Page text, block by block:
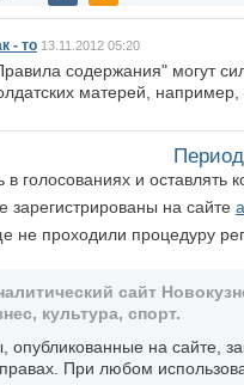
- то 13.11.2012 05:20
содержания" могут
матерей, например,
в голосованиях и оставлять
зарегистрированы на сайте
не проходили процедуру
сайт
культура, спорт.
на сайте,
При любом